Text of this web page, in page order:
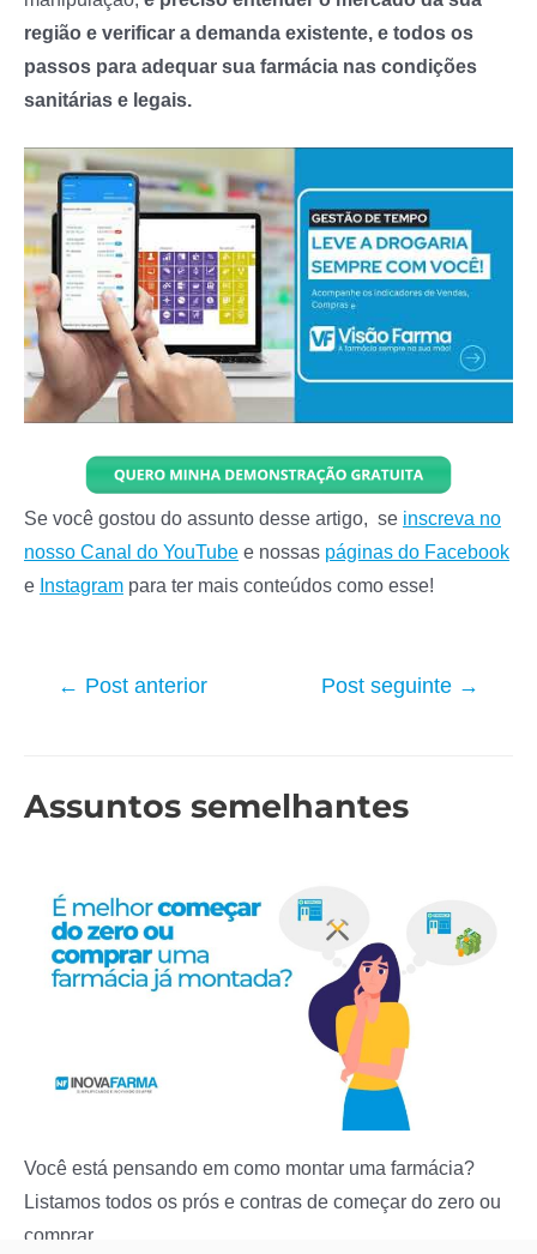
região e verificar a demanda existente, e todos os
passos para adequar sua farmácia nas condições
sanitárias e legais.
Se você gostou do assunto desse artigo, se inscreva no
nosso Canal do YouTube e nossas páginas do Facebook
e Instagram para ter mais conteúdos como esse!
Navegação
← Post anterior Post seguinte →
Assuntos semelhantes
Você está pensando em como montar uma farmácia?
Listamos todos os prós e contras de começar do zero ou
comprar…